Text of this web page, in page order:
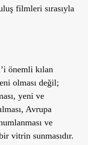
filmleri sırasıyla
önemli kılan
olması değil;
yeni ve
Avrupa
ve
vitrin sunmasıdır.